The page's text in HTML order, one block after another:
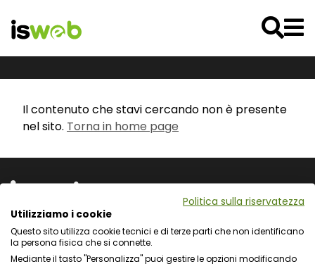
Il contenuto che stavi cercando non è presente
nel sito. Torna in home page
Via L. Cadorna 31 - 67051 Avezzano (AQ)
Via Fiume Giallo 3 - 00144 Roma
Politica sulla riservatezza
Utilizziamo i cookie
Questo sito utilizza cookie tecnici e di terze parti che non identificano
la persona fisica che si connette.
Mediante il tasto "Personalizza" puoi gestire le opzioni modificando